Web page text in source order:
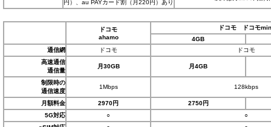
円）、au PAYカード割（月220円）あり
ドコモ
ahamo
ドコモ ドコモ
4GB
通信網
ドコモ
ドコモ
高速通信
通信量
月30GB 月4GB
制限時の
通信速度
1Mbps 128kbps
月額料金 2970円
2750円
5G対応
○
○